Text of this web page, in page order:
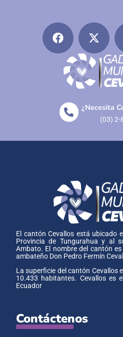
¿Necesita
(03) 2-
El cantón Cevallos está ubicado
Provincia de Tungurahua y al
Ambato. El nombre del cantón
ambateño Don Pedro Fermín
La superficie del cantón Cevallos
10.433 habitantes. Cevallos es
Ecuador
Contáctenos